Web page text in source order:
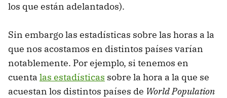
los que están adelantados).
Sin embargo las estadísticas sobre las horas a la
que nos acostamos en distintos países varían
notablemente. Por ejemplo, si tenemos en
cuenta las estadísticas sobre la hora a la que se
acuestan los distintos países de World Population